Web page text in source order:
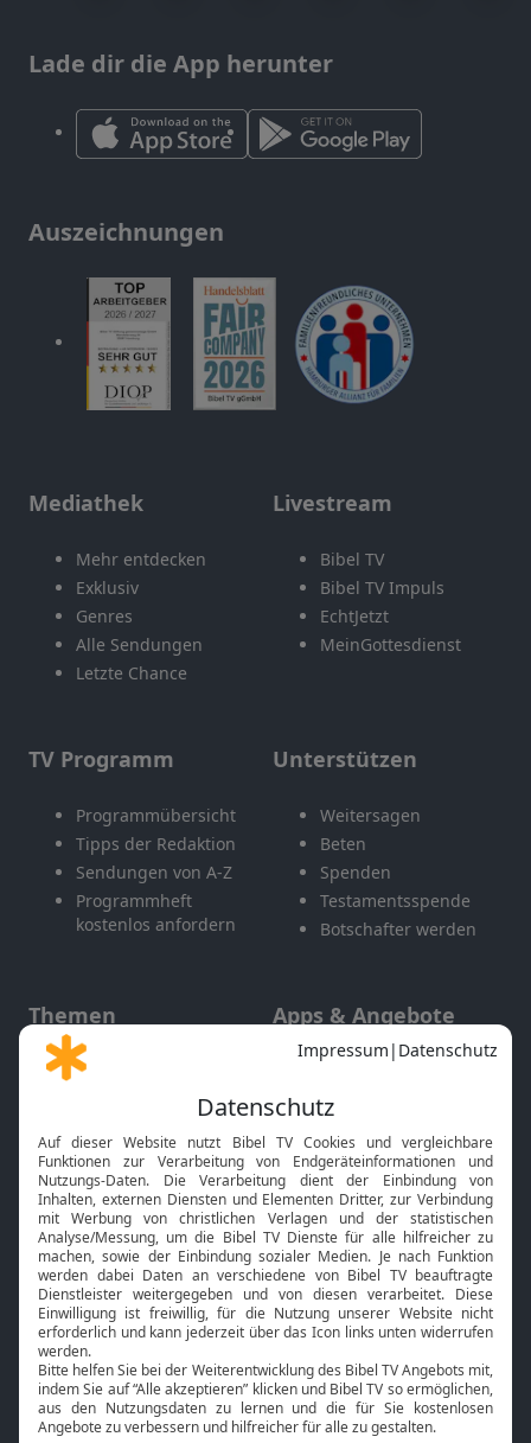
Lade dir die App herunter
Auszeichnungen
Mediathek
Mehr entdecken
Exklusiv
Genres
Alle Sendungen
Letzte Chance
Livestream
Bibel TV
Bibel TV Impuls
EchtJetzt
MeinGottesdienst
TV Programm
Programmübersicht
Tipps der Redaktion
Sendungen von A-Z
Programmheft
kostenlos anfordern
Unterstützen
Weitersagen
Beten
Spenden
Testamentsspende
Botschafter werden
Themen
Gott und Bibel erklärt
Neuigkeiten
Apps & Angebote
Mobile App
Smart TV
HbbTV
Bibelthek Online-Bibel
Nächster Gottesdienst
Bibel TV
Über uns
Jobs
Service
Kontakt
TV-Empfang